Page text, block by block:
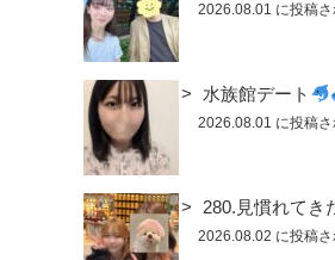
2026.08.01 に投稿さ
水族館デート
2026.08.01 に投稿さ
280.見慣れてき
2026.08.02 に投稿さ